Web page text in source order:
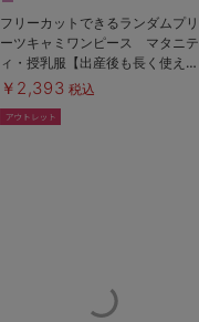
フリーカットできるランダムプリ
ーツキャミワンピース マタニテ
ィ・授乳服【出産後も長く使え
る】
￥2,393 税込